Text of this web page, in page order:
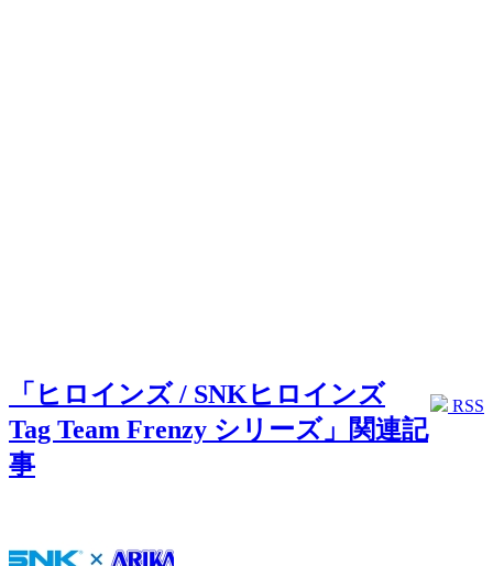
RSS
「ヒロインズ / SNKヒロインズ
Tag Team Frenzy シリーズ」関連記
事